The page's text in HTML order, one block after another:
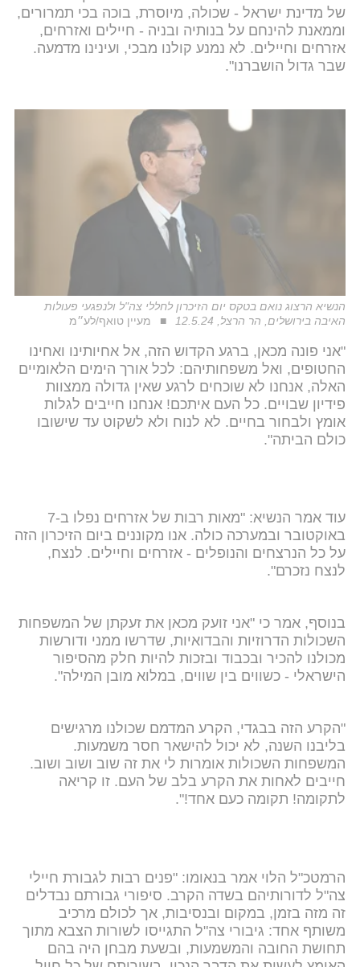
של מדינת ישראל - שכולה, מיוסרת, בוכה בכי תמרורים,
וממאנת להינחם על בנותיה ובניה - חיילים ואזרחים,
אזרחים וחיילים. לא נמנע קולנו מבכי, ועינינו מדמעה.
שבר גדול הושברנו".
הנשיא הרצוג נואם בטקס יום הזיכרון לחללי צה"ל ולנפגעי פעולות
האיבה בירושלים, הר הרצל, 12.5.24
מעיין טואף/לע״מ
"אני פונה מכאן, ברגע הקדוש הזה, אל אחיותינו ואחינו
החטופים, ואל משפחותיהם: לכל אורך הימים הלאומיים
האלה, אנחנו לא שוכחים לרגע שאין גדולה ממצוות
פידיון שבויים. כל העם איתכם! אנחנו חייבים לגלות
אומץ ולבחור בחיים. לא לנוח ולא לשקוט עד שישובו
כולם הביתה".
עוד אמר הנשיא: "מאות רבות של אזרחים נפלו ב-7
באוקטובר ובמערכה כולה. אנו מקוננים ביום הזיכרון הזה
על כל הנרצחים והנופלים - אזרחים וחיילים. לנצח,
לנצח נזכרם".
בנוסף, אמר כי "אני זועק מכאן את זעקתן של המשפחות
השכולות הדרוזיות והבדואיות, שדרשו ממני ודורשות
מכולנו להכיר ובכבוד ובזכות להיות חלק מהסיפור
הישראלי - כשווים בין שווים, במלוא מובן המילה".
"הקרע הזה בבגדי, הקרע המדמם שכולנו מרגישים
בליבנו השנה, לא יכול להישאר חסר משמעות.
המשפחות השכולות אומרות לי את זה שוב ושוב ושוב.
חייבים לאחות את הקרע בלב של העם. זו קריאה
לתקומה! תקומה כעם אחד!".
הרמטכ"ל הלוי אמר בנאומו: "פנים רבות לגבורת חיילי
צה"ל לדורותיהם בשדה הקרב. סיפורי גבורתם נבדלים
זה מזה בזמן, במקום ובנסיבות, אך לכולם מרכיב
משותף אחד: גיבורי צה"ל התגייסו לשורות הצבא מתוך
תחושת החובה והמשמעות, ובשעת מבחן היה בהם